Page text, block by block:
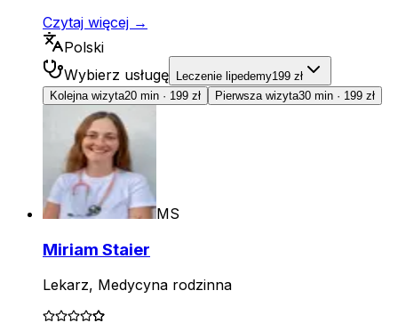
Czytaj więcej →
Polski
Wybierz usługę
Leczenie lipedemy199 zł
Kolejna wizyta20 min · 199 zł Pierwsza wizyta30 min · 199 zł
MS
Miriam Staier
Lekarz, Medycyna rodzinna